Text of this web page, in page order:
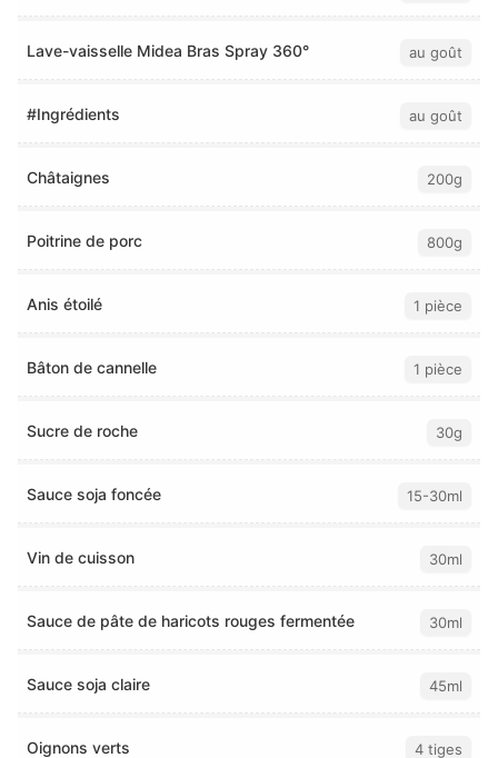
Lave-vaisselle Midea Bras Spray 360° au goût
#Ingrédients au goût
Châtaignes 200g
Poitrine de porc 800g
Anis étoilé 1 pièce
Bâton de cannelle 1 pièce
Sucre de roche 30g
Sauce soja foncée 15-30ml
Vin de cuisson 30ml
Sauce de pâte de haricots rouges fermentée 30ml
Sauce soja claire 45ml
Oignons verts 4 tiges